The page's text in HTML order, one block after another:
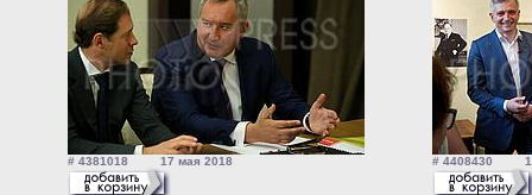
# 4381018 17 мая 2018 # 4408430 17